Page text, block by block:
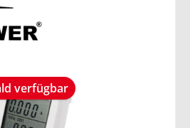
verfügbar